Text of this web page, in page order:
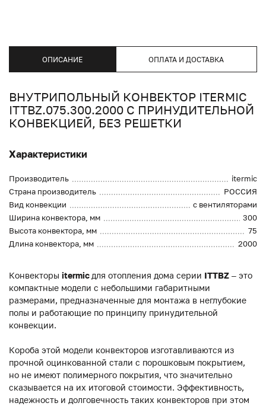
ОПИСАНИЕ ОПЛАТА И ДОСТАВКА
ВНУТРИПОЛЬНЫЙ КОНВЕКТОР ITERMIC
ITTBZ.075.300.2000 С ПРИНУДИТЕЛЬНОЙ
КОНВЕКЦИЕЙ, БЕЗ РЕШЕТКИ
Характеристики
Производитель
itermic
Страна производитель
РОССИЯ
Вид конвекции
с вентиляторами
Ширина конвектора, мм
300
Высота конвектора, мм
75
Длина конвектора, мм
2000
Конвекторы itermic для отопления дома серии ITTBZ – это
компактные модели с небольшими габаритными
размерами, предназначенные для монтажа в неглубокие
полы и работающие по принципу принудительной
конвекции.
Короба этой модели конвекторов изготавливаются из
прочной оцинкованной стали с порошковым покрытием,
но не имеют полимерного покрытия, что значительно
сказывается на их итоговой стоимости. Эффективность,
надежность и долговечность таких конвекторов при этом